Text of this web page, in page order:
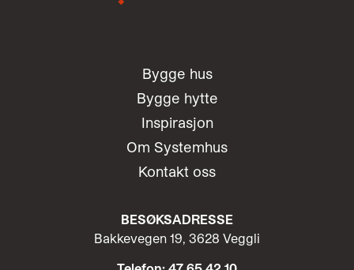
Bygge hus
Bygge hytte
Inspirasjon
Om Systemhus
Kontakt oss
BESØKSADRESSE
Bakkevegen 19, 3628 Veggli